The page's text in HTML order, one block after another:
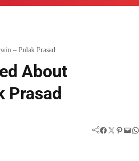
– Pulak Prasad
About
Prasad
Facebook Twitter Pinterest Mail WhatsApp